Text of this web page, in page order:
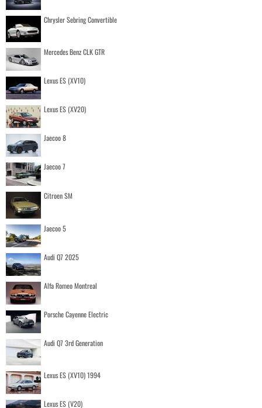
Chrysler Sebring Convertible
Mercedes Benz CLK GTR
Lexus ES (XV10)
Lexus ES (XV20)
Jaecoo 8
Jaecoo 7
Citroen SM
Jaecoo 5
Audi Q7 2025
Alfa Romeo Montreal
Porsche Cayenne Electric
Audi Q7 3rd Generation
Lexus ES (XV10) 1994
Lexus ES (V20)